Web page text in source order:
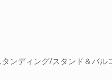
ンディング/スタンド＆バル